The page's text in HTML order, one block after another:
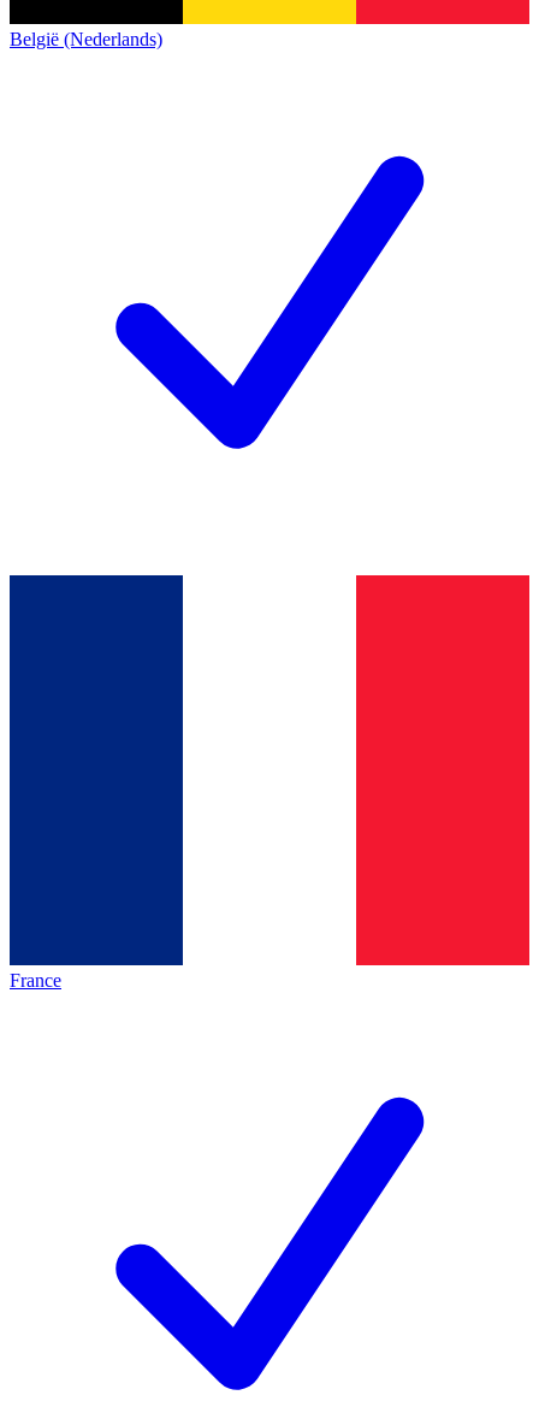
België (Nederlands)
France